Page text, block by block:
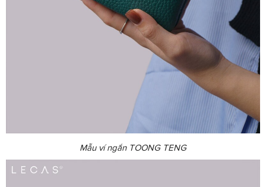
Mẫu ví ngắn TOONG TENG